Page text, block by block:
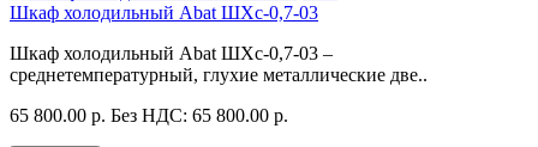
Шкаф холодильный Abat ШХс-0,7-03
Шкаф холодильный Abat ШХс-0,7-03 –
среднетемпературный, глухие металлические две..
65 800.00 р. Без НДС: 65 800.00 р.